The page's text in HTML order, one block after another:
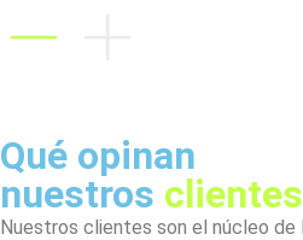
Qué opinan
nuestros
Nuestros clientes son el núcleo de